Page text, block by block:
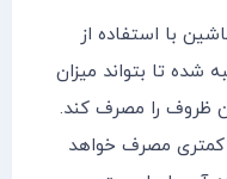
با استفاده از
تا بتواند میزان
ظروف را مصرف کند.
کمتری مصرف خواهد